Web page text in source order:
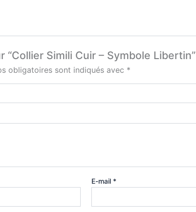
Simili Cuir – Symbole Libertin”
obligatoires sont indiqués avec *
E-mail *